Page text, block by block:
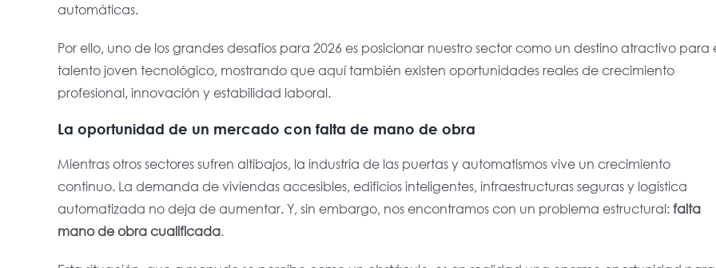
automáticas.
Por ello, uno de los grandes desafíos para 2026 es posicionar nuestro sector como un destino atractivo para
talento joven tecnológico, mostrando que aquí también existen oportunidades reales de crecimiento
profesional, innovación y estabilidad laboral.
La oportunidad de un mercado con falta de mano de obra
Mientras otros sectores sufren altibajos, la industria de las puertas y automatismos vive un crecimiento
continuo. La demanda de viviendas accesibles, edificios inteligentes, infraestructuras seguras y logística
automatizada no deja de aumentar. Y, sin embargo, nos encontramos con un problema estructural:falta
mano de obra cualificada.